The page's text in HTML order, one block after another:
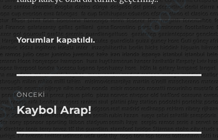
Yorumlar kapatıldı.
Yazı
gezinmesi
ÖNCEKI
Önceki
yazı:
Kaybol Arap!